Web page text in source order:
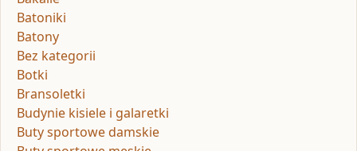
Batoniki
Batony
Bez kategorii
Botki
Bransoletki
Budynie kisiele i galaretki
Buty sportowe damskie